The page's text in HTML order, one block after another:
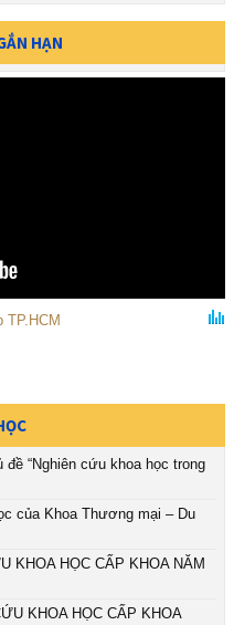
HẠN
“Nghiên cứu khoa học trong
của Khoa Thương mại – Du
KHOA HỌC CẤP KHOA NĂM
KHOA HỌC CẤP KHOA